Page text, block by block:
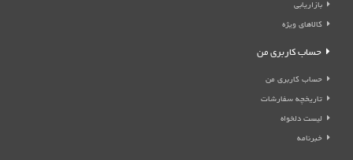
بازاریابی
کالاهای ویژه
حساب کاربری من
حساب کاربری من
تاریخچه سفارشات
لیست دلخواه
خبرنامه